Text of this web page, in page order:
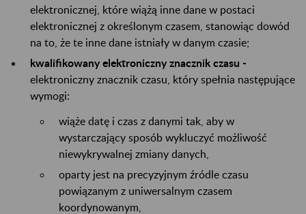
elektronicznej, które wiążą inne dane w postaci
elektronicznej z określonym czasem, stanowiąc dowód
na to, że te inne dane istniały w danym czasie;
kwalifikowany elektroniczny znacznik czasu -
elektroniczny znacznik czasu, który spełnia następujące
wymogi:
wiąże datę i czas z danymi tak, aby w
wystarczający sposób wykluczyć możliwość
niewykrywalnej zmiany danych,
oparty jest na precyzyjnym źródle czasu
powiązanym z uniwersalnym czasem
koordynowanym,